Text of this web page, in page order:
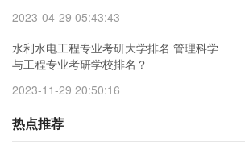
2023-04-29 05:43:43
水利水电工程专业考研大学排名 管理科学
与工程专业考研学校排名？
2023-11-29 20:50:16
热点推荐